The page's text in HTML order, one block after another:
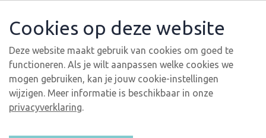
Cookies op deze website
Deze website maakt gebruik van cookies om goed te
functioneren. Als je wilt aanpassen welke cookies we
mogen gebruiken, kan je jouw cookie-instellingen
wijzigen. Meer informatie is beschikbaar in onze
privacyverklaring.